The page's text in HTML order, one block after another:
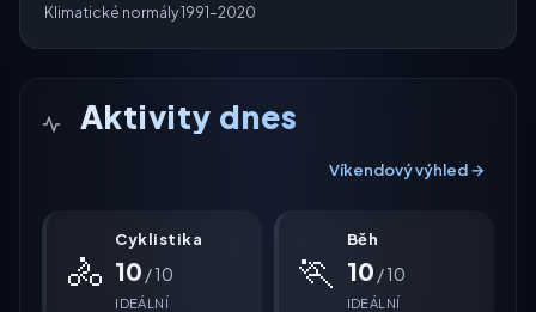
Klimatické normály 1991–2020
Aktivity dnes
Víkendový výhled →
🚴
Cyklistika
10 / 10
IDEÁLNÍ
🏃
Běh
10 / 10
IDEÁLNÍ